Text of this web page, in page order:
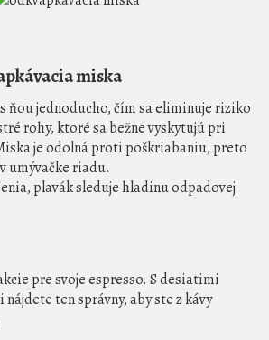
miska
s ňou jednoducho, čím sa eliminuje riziko
rohy, ktoré sa bežne vyskytujú pri
je odolná proti poškriabaniu, preto
umývačke riadu.
plavák sleduje hladinu odpadovej
pre svoje espresso. S desiatimi
ten správny, aby ste z kávy